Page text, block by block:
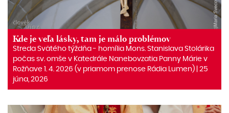
Kde je veľa lásky, tam je málo problémov
Streda Svätého týždňa ‒ homília Mons. Stanislava Stolárika
počas sv. omše v Katedrále Nanebovzatia Panny Márie v
Rožňave 1. 4. 2026 (v priamom prenose Rádia Lumen) | 25
júna, 2026